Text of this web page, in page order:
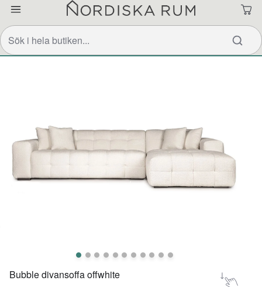
Bubble divansoffa offwhite